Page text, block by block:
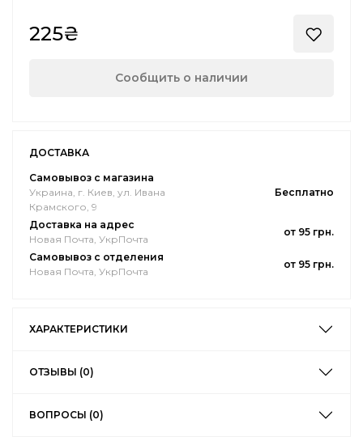
225₴
Сообщить о наличии
ДОСТАВКА
Самовывоз с магазина
Украина, г. Киев, ул. Ивана
Крамского, 9
Бесплатно
Доставка на адрес
Новая Почта, УкрПочта
от 95 грн.
Самовывоз с отделения
Новая Почта, УкрПочта
от 95 грн.
ХАРАКТЕРИСТИКИ
ОТЗЫВЫ (0)
ВОПРОСЫ (0)